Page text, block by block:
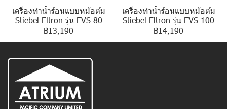
เครื่องทำน้ำร้อนแบบหม้อต้ม
Stiebel Eltron รุ่น EVS 80
฿13,190
เครื่องทำน้ำร้อนแบบหม้อต้ม
Stiebel Eltron รุ่น EVS 100
฿14,190